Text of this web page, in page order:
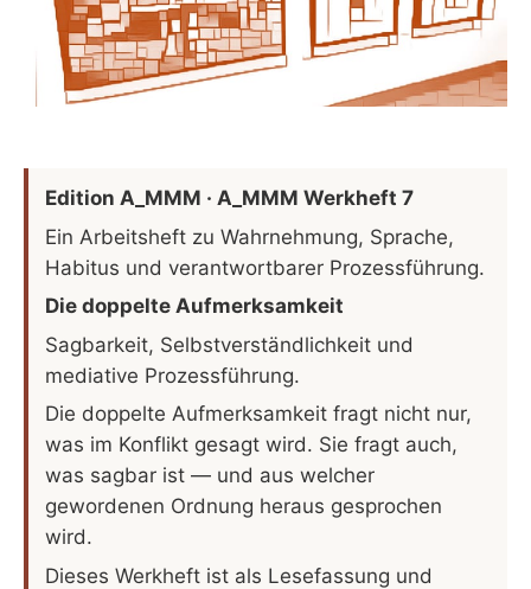
Edition A_MMM · A_MMM Werkheft 7
Ein Arbeitsheft zu Wahrnehmung, Sprache,
Habitus und verantwortbarer Prozessführung.
Die doppelte Aufmerksamkeit
Sagbarkeit, Selbstverständlichkeit und
mediative Prozessführung.
Die doppelte Aufmerksamkeit fragt nicht nur,
was im Konflikt gesagt wird. Sie fragt auch,
was sagbar ist — und aus welcher
gewordenen Ordnung heraus gesprochen
wird.
Dieses Werkheft ist als Lesefassung und